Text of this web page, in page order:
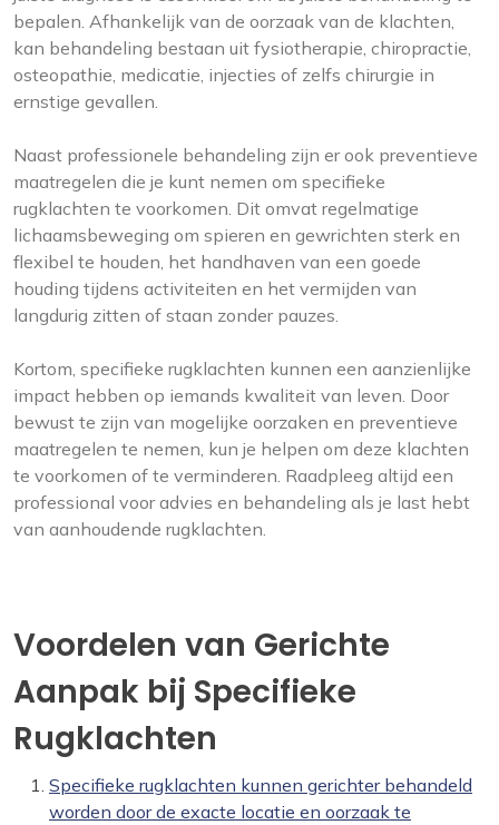
bepalen. Afhankelijk van de oorzaak van de klachten,
kan behandeling bestaan uit fysiotherapie, chiropractie,
osteopathie, medicatie, injecties of zelfs chirurgie in
ernstige gevallen.
Naast professionele behandeling zijn er ook preventieve
maatregelen die je kunt nemen om specifieke
rugklachten te voorkomen. Dit omvat regelmatige
lichaamsbeweging om spieren en gewrichten sterk en
flexibel te houden, het handhaven van een goede
houding tijdens activiteiten en het vermijden van
langdurig zitten of staan zonder pauzes.
Kortom, specifieke rugklachten kunnen een aanzienlijke
impact hebben op iemands kwaliteit van leven. Door
bewust te zijn van mogelijke oorzaken en preventieve
maatregelen te nemen, kun je helpen om deze klachten
te voorkomen of te verminderen. Raadpleeg altijd een
professional voor advies en behandeling als je last hebt
van aanhoudende rugklachten.
Voordelen van Gerichte
Aanpak bij Specifieke
Rugklachten
Specifieke rugklachten kunnen gerichter behandeld
worden door de exacte locatie en oorzaak te